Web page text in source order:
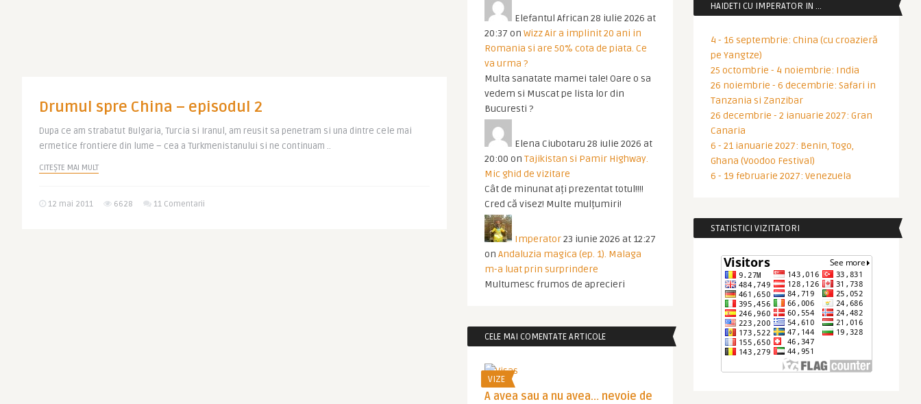
Drumul spre China – episodul 2
Dupa ce am strabatut Bulgaria, Turcia si Iranul, am reusit sa penetram si una dintre cele mai
ermetice frontiere din lume – cea a Turkmenistanului si ne continuam ..
CITEȘTE MAI MULT
12 mai 2011 6628 11 Comentarii
Elefantul African 28 iulie 2026 at
20:37 on Wizz Air a implinit 20 ani in
Romania si are 50% cota de piata. Ce
va urma ?
Multa sanatate mamei tale! Oare o sa
vedem si Muscat pe lista lor din
Bucuresti ?
Elena Ciubotaru 28 iulie 2026 at
20:00 on Tajikistan si Pamir Highway.
Mic ghid de vizitare
Cât de minunat ați prezentat totul!!!!
Cred că visez! Multe mulțumiri!
Imperator23 iunie 2026 at 12:27
on Andaluzia magica (ep. 1). Malaga
m-a luat prin surprindere
Multumesc frumos de aprecieri
CELE MAI COMENTATE ARTICOLE
VIZE
A avea sau a nu avea… nevoie de
HAIDETI CU IMPERATOR IN …
4 - 16 septembrie: China (cu croazieră
pe Yangtze)
25 octombrie - 4 noiembrie: India
26 noiembrie - 6 decembrie: Safari in
Tanzania si Zanzibar
26 decembrie - 2 ianuarie 2027: Gran
Canaria
6 - 21 ianuarie 2027: Benin, Togo,
Ghana (Voodoo Festival)
6 - 19 februarie 2027: Venezuela
STATISTICI VIZITATORI